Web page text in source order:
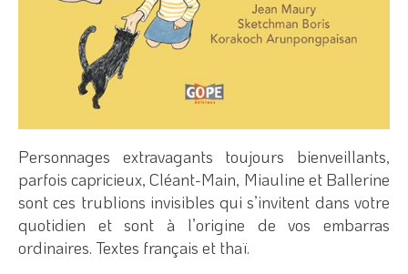
Personnages extravagants toujours bienveillants,
parfois capricieux, Cléant-Main, Miauline et Ballerine
sont ces trublions invisibles qui s’invitent dans votre
quotidien et sont à l’origine de vos embarras
ordinaires. Textes français et thaï.